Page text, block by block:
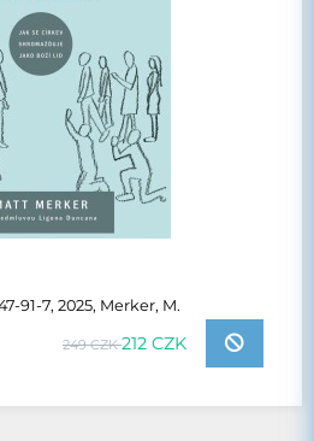
91-7, 2025, Merker, M.
249 CZK212 CZK